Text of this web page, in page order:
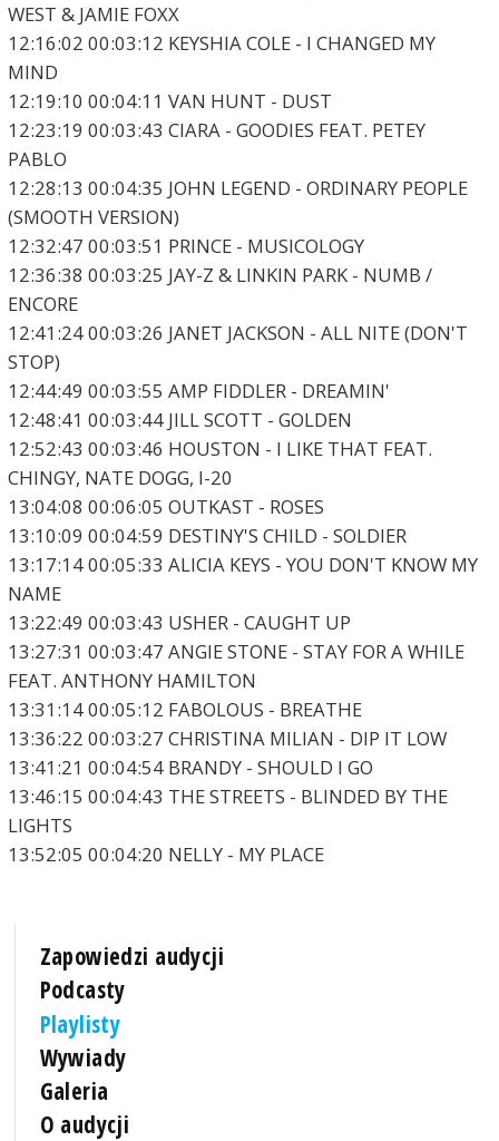
WEST & JAMIE FOXX
12:16:02 00:03:12 KEYSHIA COLE - I CHANGED MY
MIND
12:19:10 00:04:11 VAN HUNT - DUST
12:23:19 00:03:43 CIARA - GOODIES FEAT. PETEY
PABLO
12:28:13 00:04:35 JOHN LEGEND - ORDINARY PEOPLE
(SMOOTH VERSION)
12:32:47 00:03:51 PRINCE - MUSICOLOGY
12:36:38 00:03:25 JAY-Z & LINKIN PARK - NUMB /
ENCORE
12:41:24 00:03:26 JANET JACKSON - ALL NITE (DON'T
STOP)
12:44:49 00:03:55 AMP FIDDLER - DREAMIN'
12:48:41 00:03:44 JILL SCOTT - GOLDEN
12:52:43 00:03:46 HOUSTON - I LIKE THAT FEAT.
CHINGY, NATE DOGG, I-20
13:04:08 00:06:05 OUTKAST - ROSES
13:10:09 00:04:59 DESTINY'S CHILD - SOLDIER
13:17:14 00:05:33 ALICIA KEYS - YOU DON'T KNOW MY
NAME
13:22:49 00:03:43 USHER - CAUGHT UP
13:27:31 00:03:47 ANGIE STONE - STAY FOR A WHILE
FEAT. ANTHONY HAMILTON
13:31:14 00:05:12 FABOLOUS - BREATHE
13:36:22 00:03:27 CHRISTINA MILIAN - DIP IT LOW
13:41:21 00:04:54 BRANDY - SHOULD I GO
13:46:15 00:04:43 THE STREETS - BLINDED BY THE
LIGHTS
13:52:05 00:04:20 NELLY - MY PLACE
Zapowiedzi audycji
Podcasty
Playlisty
Wywiady
Galeria
O audycji